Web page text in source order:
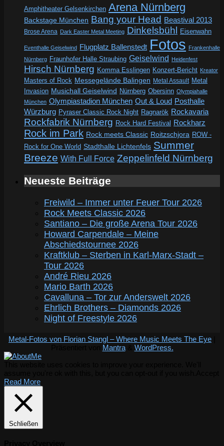
Amphitheater Gelsenkirchen Arena Nürnberg
Backstage München Bang your Head Beastival 2013
Brose Arena Dark Easter Metal Meeting Dinkelsbühl Eisenwahn
Eventhalle Geiselwind Flugplatz Ballenstedt Fotos Frankenhalle
Nürnberg Fraunhofer Halle Straubing Geiselwind Heidenfest
Hirsch Nürnberg Komma Esslingen Konzert-Bericht Kreator
Masters of Rock Messegelände Balingen Metal Assault Metal
Invasion Musichall Geiselwind Nürnberg Obersinn Olympiahalle
München Olympiastadion München Out & Loud Posthalle
Würzburg Pyraser Classic Rock Night Ragnarök Rockavaria
Rockfabrik Nürnberg Rock Hard Festival Rockharz
Rock im Park Rock meets Classic Roitzschjora ROW -
Rock for One World Stadthalle Lichtenfels Summer
Breeze With Full Force Zeppelinfeld Nürnberg
Neueste Beiträge
Freiwild – Immer unter Feuer Tour 2026
Rock Meets Classic 2026
Santiano – Die große Arena Tour 2026
Howard Carpendale – Meine
Abschiedstournee 2026
Kraftklub – Sterben in Karl-Marx-Stadt –
Tour 2026
André Rieu 2026
Mario Barth 2026
Cavalluna – Tor zur Anderswelt 2026
Ehrlich Brothers – Diamonds 2026
Night of Freestyle 2026
Metal-Fotos von Florian Stangl – Where Music Meets The Eye
Mantra& WordPress.
Read More
Schließen